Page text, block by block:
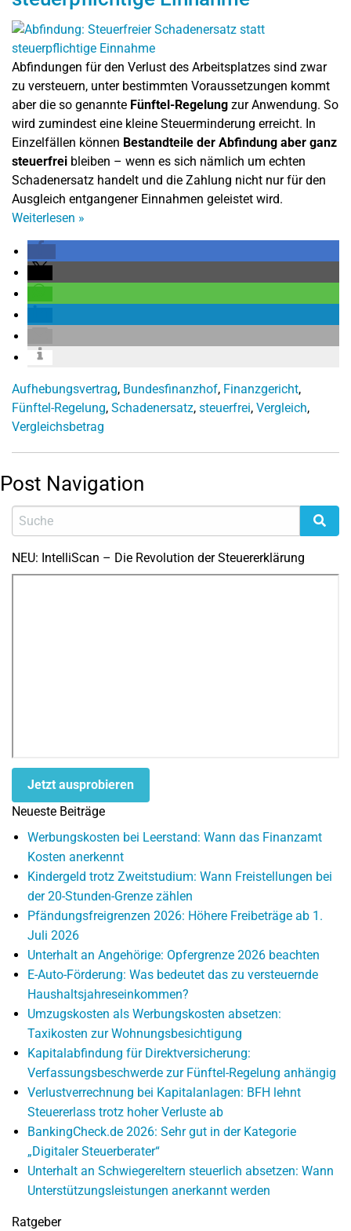
Abfindungen für den Verlust des Arbeitsplatzes sind zwar
zu versteuern, unter bestimmten Voraussetzungen kommt
aber die so genannte Fünftel-Regelung zur Anwendung. So
wird zumindest eine kleine Steuerminderung erreicht. In
Einzelfällen können Bestandteile der Abfindung aber ganz
steuerfrei bleiben – wenn es sich nämlich um echten
Schadenersatz handelt und die Zahlung nicht nur für den
Ausgleich entgangener Einnahmen geleistet wird.
Weiterlesen »
Aufhebungsvertrag, Bundesfinanzhof, Finanzgericht,
Fünftel-Regelung, Schadenersatz, steuerfrei, Vergleich,
Vergleichsbetrag
Post Navigation
NEU: IntelliScan – Die Revolution der Steuererklärung
Jetzt ausprobieren
Neueste Beiträge
Werbungskosten bei Leerstand: Wann das Finanzamt
Kosten anerkennt
Kindergeld trotz Zweitstudium: Wann Freistellungen bei
der 20-Stunden-Grenze zählen
Pfändungsfreigrenzen 2026: Höhere Freibeträge ab 1.
Juli 2026
Unterhalt an Angehörige: Opfergrenze 2026 beachten
E-Auto-Förderung: Was bedeutet das zu versteuernde
Haushaltsjahreseinkommen?
Umzugskosten als Werbungskosten absetzen:
Taxikosten zur Wohnungsbesichtigung
Kapitalabfindung für Direktversicherung:
Verfassungsbeschwerde zur Fünftel-Regelung anhängig
Verlustverrechnung bei Kapitalanlagen: BFH lehnt
Steuererlass trotz hoher Verluste ab
BankingCheck.de 2026: Sehr gut in der Kategorie
„Digitaler Steuerberater“
Unterhalt an Schwiegereltern steuerlich absetzen: Wann
Unterstützungsleistungen anerkannt werden
Ratgeber